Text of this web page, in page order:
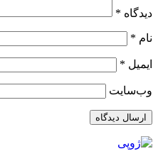
دیدگاه *
نام *
ایمیل *
وب‌سایت